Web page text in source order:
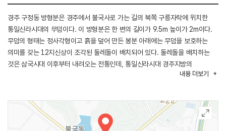
경주 구정동 방형분은 경주에서 불국사로 가는 길의 북쪽 구릉자락에 위치한
통일신라시대의 무덤이다. 이 방형분은 한 변의 길이가 9.5m 높이가 2m이다.
무덤의 형태는 정사각형이고 흙을 덮어 만든 봉분 아래에는 무덤을 보호하는
의미를 갖는 12지신상이 조각된 둘레돌이 배치되어 있다. 둘레돌을 배치하는
것은 삼국시대 이후부터 내려오는 전통인데, 통일신라시대 경주지방의
왕릉에서는 12지신상을 조각한 둘레돌을 흔히 볼 수 있다. 무덤 내부에는
(횡혈식석실분)이 있다. 시체를 모신 널방(현실)의 동쪽 벽에는 널길(연도)이 나
있다. 유물로는 금동관장신구·은제띠고리·은제행엽 등이 출토되었다. 둘레돌의
배치, 돌널(석관)의 사용, 12지신상의 조각 수법 양식으로 미루어 통일신라
내용 더보기